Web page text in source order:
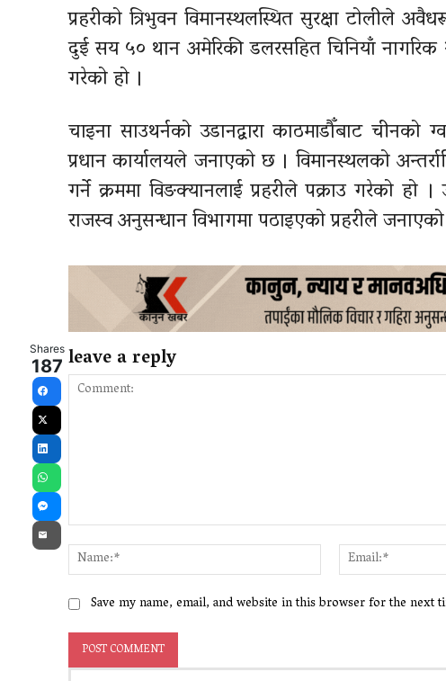
प्रहरीको त्रिभुवन विमानस्थलस्थित सुरक्षा
दुई सय ५० थान अमेरिकी डलरसहित चिनियाँ
गरेको हो ।
चाइना साउथर्नको उडानद्वारा काठमाडौँबाट चीनको
प्रधान कार्यालयले जनाएको छ । विमानस्थलको
गर्ने क्रममा विङक्यानलाई प्रहरीले पक्राउ गरेको
राजस्व अनुसन्धान विभागमा पठाइएको प्रहरीले
leave a reply
Name:*
Save my name, email, and website in this browser for the next
Shares
187
Facebook
X
LinkedIn
WhatsApp
Messenger
Email